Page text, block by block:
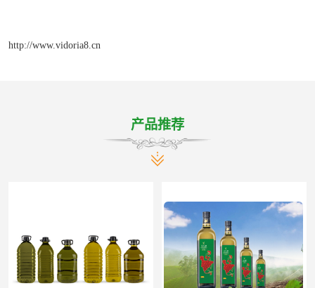
http://www.vidoria8.cn
产品推荐